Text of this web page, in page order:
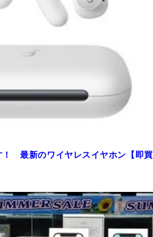
！ 最新のワイヤレスイヤホン【即買